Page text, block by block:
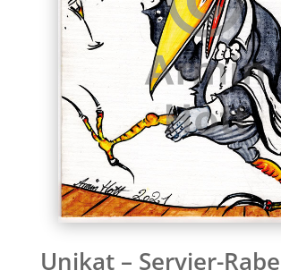
Unikat – Servier-